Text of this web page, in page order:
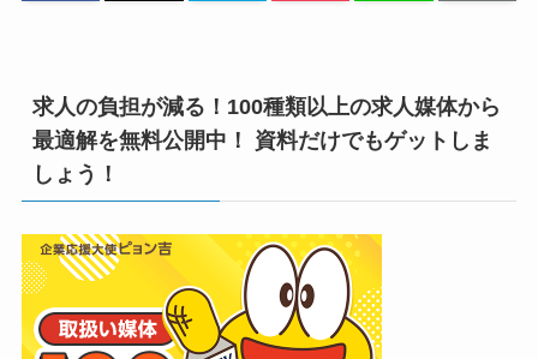
求人の負担が減る！100種類以上の求人媒体から
最適解を無料公開中！ 資料だけでもゲットしま
しょう！